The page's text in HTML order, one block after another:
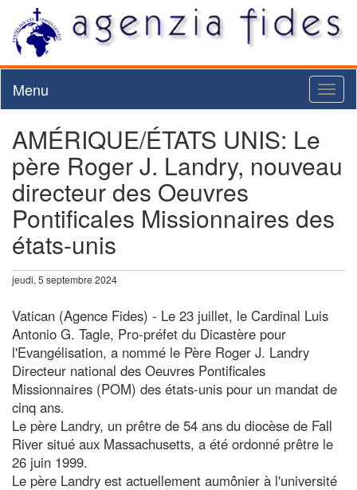
Menu
AMÉRIQUE/ÉTATS UNIS: Le
père Roger J. Landry, nouveau
directeur des Oeuvres
Pontificales Missionnaires des
états-unis
jeudi, 5 septembre 2024
Vatican (Agence Fides) - Le 23 juillet, le Cardinal Luis
Antonio G. Tagle, Pro-préfet du Dicastère pour
l'Evangélisation, a nommé le Père Roger J. Landry
Directeur national des Oeuvres Pontificales
Missionnaires (POM) des états-unis pour un mandat de
cinq ans.
Le père Landry, un prêtre de 54 ans du diocèse de Fall
River situé aux Massachusetts, a été ordonné prêtre le
26 juin 1999.
Le père Landry est actuellement aumônier à l'université